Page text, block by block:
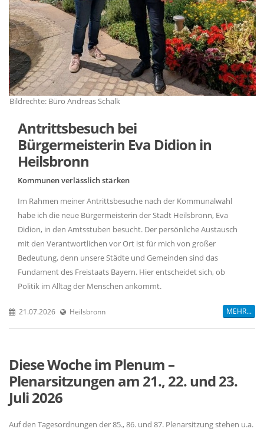
Bildrechte: Büro Andreas Schalk
Antrittsbesuch bei
Bürgermeisterin Eva Didion in
Heilsbronn
Kommunen verlässlich stärken
Im Rahmen meiner Antrittsbesuche nach der Kommunalwahl
habe ich die neue Bürgermeisterin der Stadt Heilsbronn, Eva
Didion, in den Amtsstuben besucht. Der persönliche Austausch
mit den Verantwortlichen vor Ort ist für mich von großer
Bedeutung, denn unsere Städte und Gemeinden sind das
Fundament des Freistaats Bayern. Hier entscheidet sich, ob
Politik im Alltag der Menschen ankommt.
21.07.2026 Heilsbronn MEHR...
Diese Woche im Plenum –
Plenarsitzungen am 21., 22. und 23.
Juli 2026
Auf den Tagesordnungen der 85., 86. und 87. Plenarsitzung stehen u.a.